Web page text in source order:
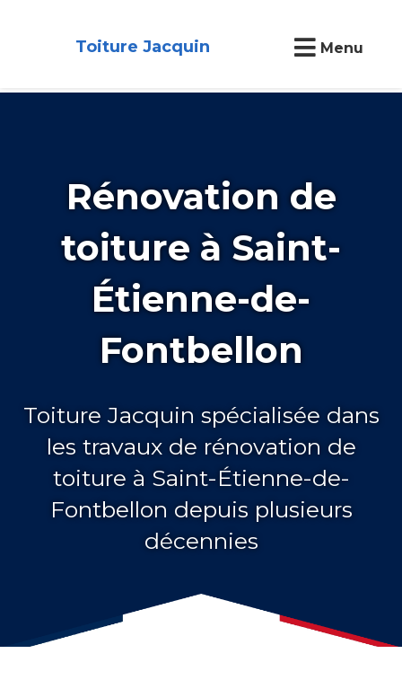
Toiture Jacquin Menu
Rénovation de
toiture à Saint-
Étienne-de-
Fontbellon
Toiture Jacquin spécialisée dans
les travaux de rénovation de
toiture à Saint-Étienne-de-
Fontbellon depuis plusieurs
décennies